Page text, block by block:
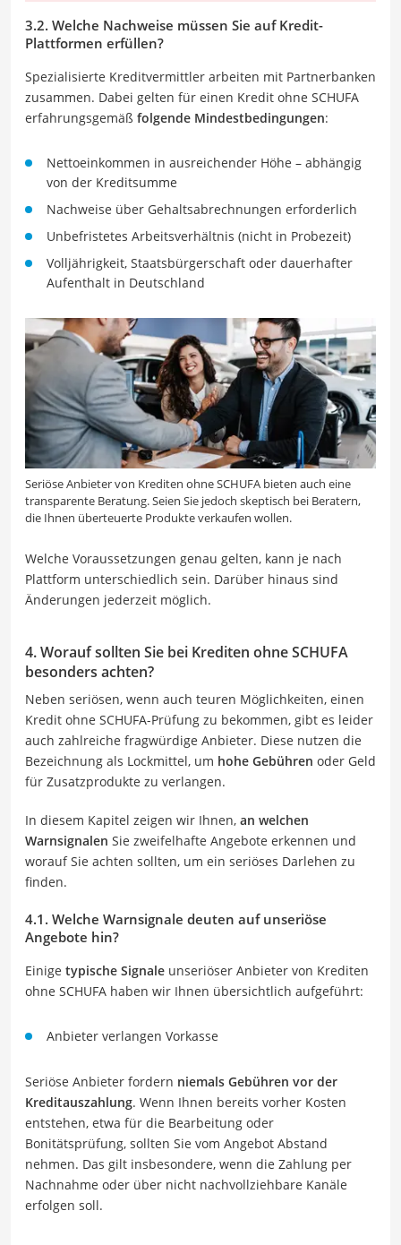
3.2. Welche Nachweise müssen Sie auf Kredit-
Plattformen erfüllen?
Spezialisierte Kreditvermittler arbeiten mit Partnerbanken
zusammen. Dabei gelten für einen Kredit ohne SCHUFA
erfahrungsgemäß folgende Mindestbedingungen:
Nettoeinkommen in ausreichender Höhe – abhängig
von der Kreditsumme
Nachweise über Gehaltsabrechnungen erforderlich
Unbefristetes Arbeitsverhältnis (nicht in Probezeit)
Volljährigkeit, Staatsbürgerschaft oder dauerhafter
Aufenthalt in Deutschland
Seriöse Anbieter von Krediten ohne SCHUFA bieten auch eine
transparente Beratung. Seien Sie jedoch skeptisch bei Beratern,
die Ihnen überteuerte Produkte verkaufen wollen.
Welche Voraussetzungen genau gelten, kann je nach
Plattform unterschiedlich sein. Darüber hinaus sind
Änderungen jederzeit möglich.
4. Worauf sollten Sie bei Krediten ohne SCHUFA
besonders achten?
Neben seriösen, wenn auch teuren Möglichkeiten, einen
Kredit ohne SCHUFA-Prüfung zu bekommen, gibt es leider
auch zahlreiche fragwürdige Anbieter. Diese nutzen die
Bezeichnung als Lockmittel, um hohe Gebühren oder Geld
für Zusatzprodukte zu verlangen.
In diesem Kapitel zeigen wir Ihnen, an welchen
Warnsignalen Sie zweifelhafte Angebote erkennen und
worauf Sie achten sollten, um ein seriöses Darlehen zu
finden.
4.1. Welche Warnsignale deuten auf unseriöse
Angebote hin?
Einige typische Signale unseriöser Anbieter von Krediten
ohne SCHUFA haben wir Ihnen übersichtlich aufgeführt:
Anbieter verlangen Vorkasse
Seriöse Anbieter fordern niemals Gebühren vor der
Kreditauszahlung. Wenn Ihnen bereits vorher Kosten
entstehen, etwa für die Bearbeitung oder
Bonitätsprüfung, sollten Sie vom Angebot Abstand
nehmen. Das gilt insbesondere, wenn die Zahlung per
Nachnahme oder über nicht nachvollziehbare Kanäle
erfolgen soll.